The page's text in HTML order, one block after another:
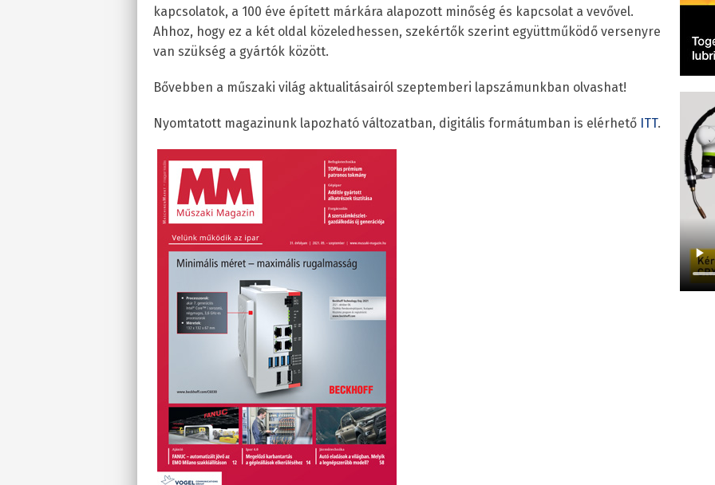
kapcsolatok, a 100 éve épített márkára alapozott minőség és kapcsolat a vevővel.
Ahhoz, hogy ez a két oldal közeledhessen, szekértők szerint együttműködő versenyre
van szükség a gyártók között.
Bővebben a műszaki világ aktualitásairól szeptemberi lapszámunkban olvashat!
Nyomtatott magazinunk lapozható változatban, digitális formátumban is elérhető ITT.